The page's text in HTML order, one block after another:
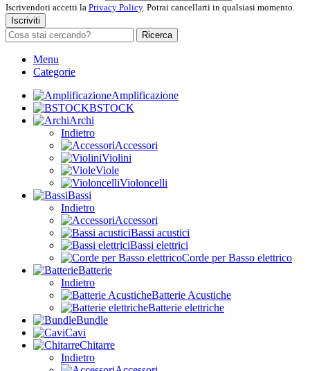
Iscrivendoti accetti la Privacy Policy. Potrai cancellarti in qualsiasi momento.
Iscriviti
Ricerca
Menu
Categorie
Amplificazione
BSTOCK
Archi
Indietro
Accessori
Violini
Viole
Violoncelli
Bassi
Indietro
Accessori
Bassi acustici
Bassi elettrici
Corde per Basso elettrico
Batterie
Indietro
Batterie Acustiche
Batterie elettriche
Bundle
Cavi
Chitarre
Indietro